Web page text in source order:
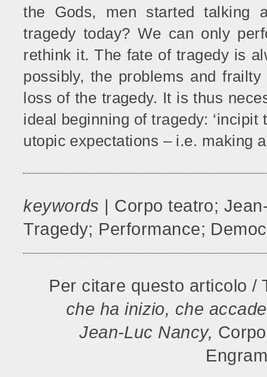
the Gods, men started talking
tragedy today? We can only
rethink it. The fate of tragedy is
possibly, the problems and
loss of the tragedy. It is thus
ideal beginning of tragedy:
utopic expectations – i.e. making
keywords | Corpo teatro;
Tragedy; Performance;
Per citare questo articolo /
che ha inizio, che
Jean-Luc Nancy,